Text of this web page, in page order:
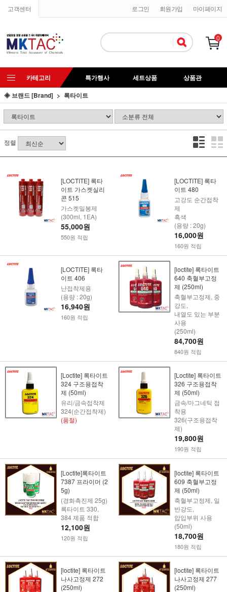
고객센터 마이페이지
회원가입
로그인
0
카테고리 특가행사 세트상품
상품관
◈ 브랜드 [Brand]
록타이트
정렬
[LOCTITE] 록타
이트 가스켓실리
콘 515
가스켓밀봉제
(300ml, 1EA)
55,000원
550원 적립
[LOCTITE] 록타
이트 480
고강도 순간접착
제
흑색
(용량 : 20g)
16,000원
160원 적립
[LOCTITE] 록타
이트 406
난접착제용
(용량 : 20g)
16,940원
160원 적립
[loctite] 록타이트
640 축혈부고정
제 (250ml)
축혈부고정제, 중
강도,
내열도 있는 부분
사용
(250ml)
84,700원
840원 적립
[Loctite] 록타이트
324 구조용접착
제 (50ml)
유리/금속접착제
324(순간접착제)
(품절)
[Loctite] 록타이트
326 구조용접착
제 (50ml)
금속/마그네틱 접
착용
326(구조용접착
제)
19,800원
190원 적립
[Loctite]록타이트
7387 프라이머 (2
5g)
(경화촉진제 25g)
록타이트 330,
384 제품 적합
12,100원
120원 적립
[loctite] 록타이트
609 축혈부고정
제 (50ml)
축혈부고정제, 일
반강도,
압입부위 사용
(50ml)
18,700원
180원 적립
[loctite] 록타이트
나사고정제 272
(250ml)
[loctite] 록타이트
나사고정제 277
(250ml)